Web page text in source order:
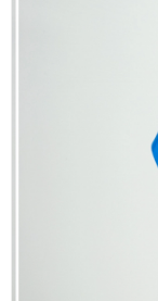
Флаги
Флаги на
Флаги